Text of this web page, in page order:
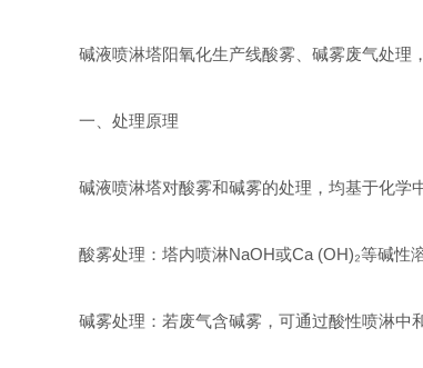
碱液喷淋塔阳氧化生产线酸雾、碱雾废气处理
一、处理原理
碱液喷淋塔对酸雾和碱雾的处理，均基于化学
酸雾处理：塔内喷淋NaOH或Ca (OH)₂等碱性
碱雾处理：若废气含碱雾，可通过酸性喷淋中